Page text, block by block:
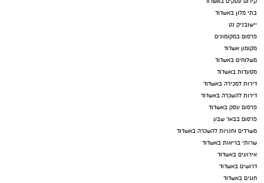
קידום עסקים באשדוד
בתי מלון באשדוד
יישובניק נט
פרסום במקומונים
מקומון אשדוד
משלוחים באשדוד
מסעדות באשדוד
דירות למכירה באשדוד
דירות להשכרה באשדוד
פרסום עסק באשדוד
פרסום בבאר שבע
משרדים וחנויות להשכרה באשדוד
שרותי בריאות באשדוד
אירועים באשדוד
דרושים באשדוד
חוגים באשדוד